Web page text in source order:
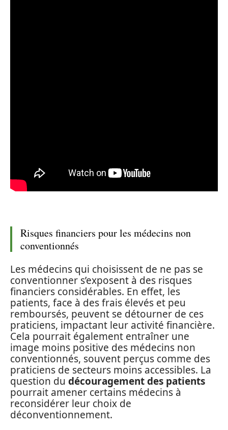
Risques financiers pour les médecins non
conventionnés
Les médecins qui choisissent de ne pas se
conventionner s’exposent à des risques
financiers considérables. En effet, les
patients, face à des frais élevés et peu
remboursés, peuvent se détourner de ces
praticiens, impactant leur activité financière.
Cela pourrait également entraîner une
image moins positive des médecins non
conventionnés, souvent perçus comme des
praticiens de secteurs moins accessibles. La
question du découragement des patients
pourrait amener certains médecins à
reconsidérer leur choix de
déconventionnement.